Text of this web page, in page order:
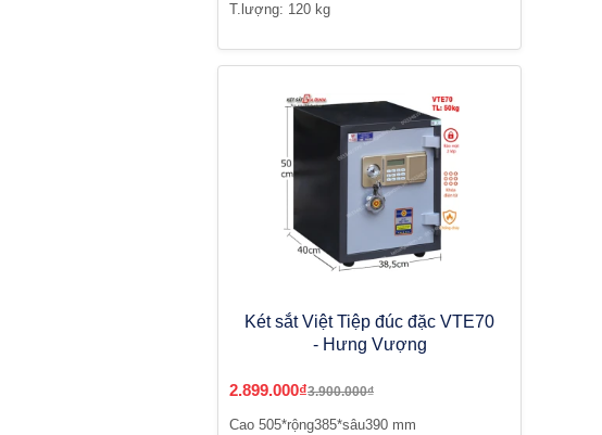
T.lượng: 120 kg
Két sắt Việt Tiệp đúc đặc VTE70
- Hưng Vượng
2.899.000₫3.900.000₫
Cao 505*rộng385*sâu390 mm